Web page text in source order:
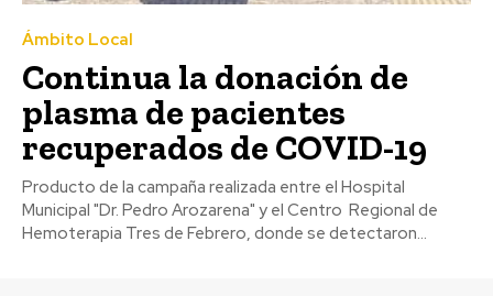
Ámbito Local
Continua la donación de
plasma de pacientes
recuperados de COVID-19
Producto de la campaña realizada entre el Hospital
Municipal "Dr. Pedro Arozarena" y el Centro Regional de
Hemoterapia Tres de Febrero, donde se detectaron...